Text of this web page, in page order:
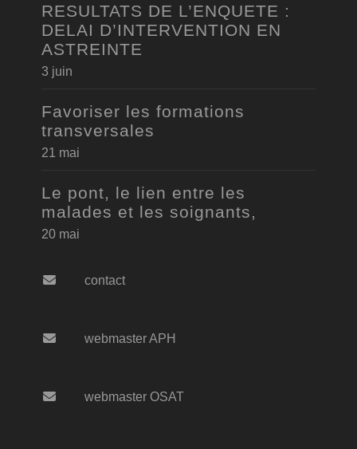
RESULTATS DE L’ENQUETE :
DELAI D’INTERVENTION EN
ASTREINTE
3 juin
Favoriser les formations
transversales
21 mai
Le pont, le lien entre les
malades et les soignants,
20 mai
contact
webmaster APH
webmaster OSAT